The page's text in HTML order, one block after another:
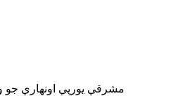
مشرقي يورپي اونهاري